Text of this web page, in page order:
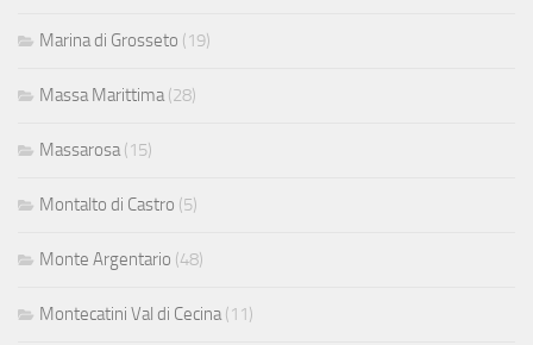
Marina di Grosseto (19)
Massa Marittima (28)
Massarosa (15)
Montalto di Castro (5)
Monte Argentario (48)
Montecatini Val di Cecina (11)